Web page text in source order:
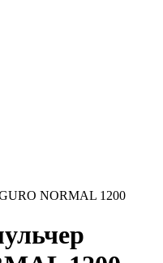
NORMAL 1200